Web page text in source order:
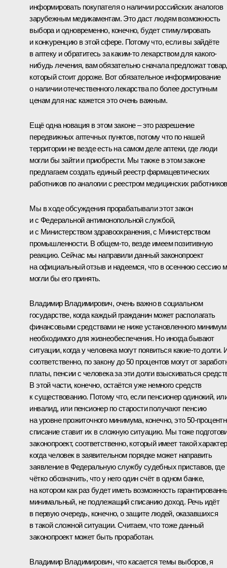
информировать покупателя о наличии российских аналогов
зарубежным медикаментам. Это даст людям возможность
выбора и одновременно, конечно, будет стимулировать
и конкуренцию в этой сфере. Потому что, если вы зайдёте
в аптеку и обратитесь за каким-то лекарством для какого-
нибудь лечения, вам обязательно сначала предложат товар,
который стоит дороже. Вот обязательное информирование
о наличии отечественного лекарства по более доступным
ценам для нас кажется это очень важным.
Ещё одна новация в этом законе – это разрешение
передвижных аптечных пунктов, потому что по нашей
территории не везде есть на самом деле аптеки, где люди
могли бы зайти и приобрести. Мы также в этом законе
предлагаем создать единый реестр фармацевтических
работников по аналогии с реестром медицинских
Мы в ходе обсуждения прорабатывали этот закон
и с Федеральной антимонопольной службой,
и с Министерством здравоохранения, с Министерством
промышленности. В общем-то, везде имеем позитивную
реакцию. Сейчас мы направили данный законопроект
на официальный отзыв и надеемся, что в осеннюю сессию
могли бы его принять.
Владимир Владимирович, очень важно в социальном
государстве, когда каждый гражданин может располагать
финансовыми средствами не ниже установленного
необходимого для жизнеобеспечения. Но иногда бывают
ситуации, когда у человека могут появиться какие-то долги.
соответственно, по закону до 50 процентов могут от
платы, пенсии с человека за эти долги взыскиваться
В этой части, конечно, остаётся уже немного средств
к существованию. Потому что, если пенсионер одинокий,
инвалид, или пенсионер по старости получают пенсию
на уровне прожиточного минимума, конечно, это 50-
списание ставит их в сложную ситуацию. Мы тоже
законопроект, соответственно, который имеет такой
когда человек в заявительном порядке может направить
заявление в Федеральную службу судебных приставов, где
чётко обозначить, что у него один счёт в одном банке,
на котором как раз будет иметь возможность
минимальный, не подлежащий списанию доход. Речь идёт
в первую очередь, конечно, о защите людей, оказавшихся
в такой сложной ситуации. Считаем, что тоже данный
законопроект может быть проработан.
Владимир Владимирович, что касается темы выборов, я